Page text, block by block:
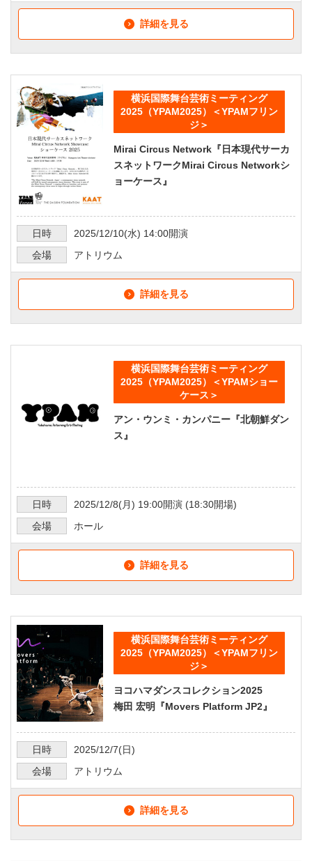
詳細を見る
横浜国際舞台芸術ミーティング
2025（YPAM2025）＜YPAMフリン
ジ＞
Mirai Circus Network『日本現代サーカ
スネットワークMirai Circus Networkシ
ョーケース』
日時 2025/12/10(水) 14:00開演
会場
アトリウム
詳細を見る
横浜国際舞台芸術ミーティング
2025（YPAM2025）＜YPAMショー
ケース＞
アン・ウンミ・カンパニー『北朝鮮ダン
ス』
日時 2025/12/8(月) 19:00開演 (18:30開場)
会場
ホール
詳細を見る
横浜国際舞台芸術ミーティング
2025（YPAM2025）＜YPAMフリン
ジ＞
ヨコハマダンスコレクション2025
梅田 宏明『Movers Platform JP2』
日時 2025/12/7(日)
会場
アトリウム
詳細を見る